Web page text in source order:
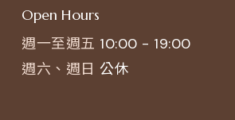
Open Hours
週一至週五 10:00 - 19:00
週六、週日 公休